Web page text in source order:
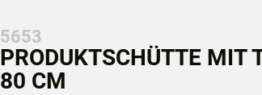
5653
PRODUKTSCHÜTTE MIT
80 CM